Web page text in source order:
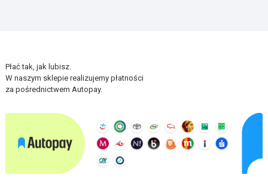
Płać tak, jak lubisz.
W naszym sklepie realizujemy płatności
za pośrednictwem Autopay.